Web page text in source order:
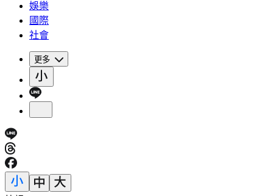
娛樂
國際
社會
更多